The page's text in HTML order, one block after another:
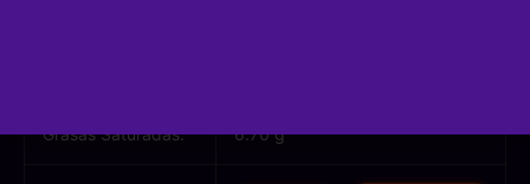
Grasas Saturadas: 6.70 g